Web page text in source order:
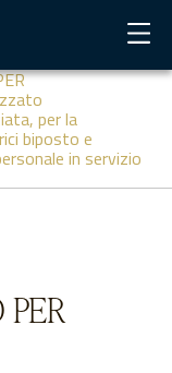
per la
biposto e
in servizio